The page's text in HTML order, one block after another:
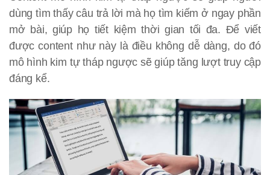
dùng tìm thấy câu trả lời mà họ tìm kiếm ở ngay phần
mở bài, giúp họ tiết kiệm thời gian tối đa. Để viết
được content như này là điều không dễ dàng, do đó
mô hình kim tự tháp ngược sẽ giúp tăng lượt truy cập
đáng kể.